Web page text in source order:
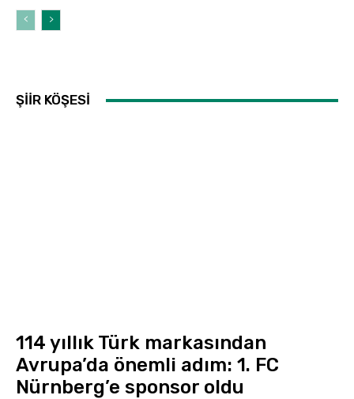
ŞİİR KÖŞESİ
114 yıllık Türk markasından
Avrupa’da önemli adım: 1. FC
Nürnberg’e sponsor oldu